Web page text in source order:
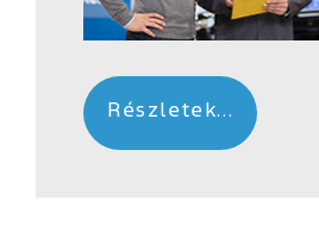
Részletek...